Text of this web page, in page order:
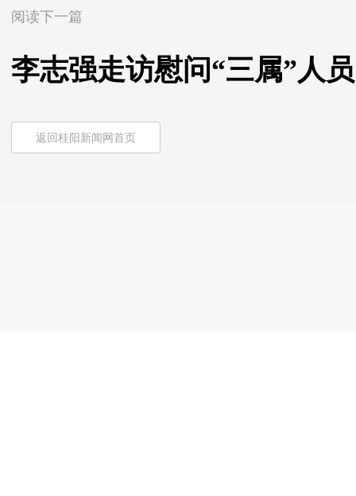
阅读下一篇
李志强走访慰问“三属”人员
返回桂阳新闻网首页